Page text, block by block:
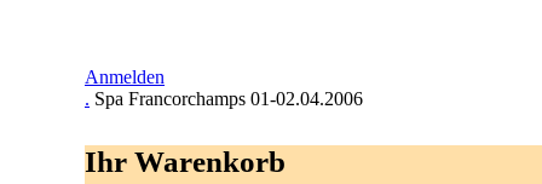
Anmelden
. Spa Francorchamps 01-02.04.2006
Ihr Warenkorb